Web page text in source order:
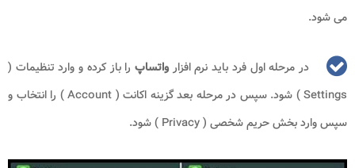
می شود.
در مرحله اول فرد باید نرم افزار واتساپ را باز کرده و وارد تنظیمات (
Settings) شود. سپس در مرحله بعد گزینه اکانت ( Account) را انتخاب و
سپس وارد بخش حریم شخصی (Privacy ) شود.